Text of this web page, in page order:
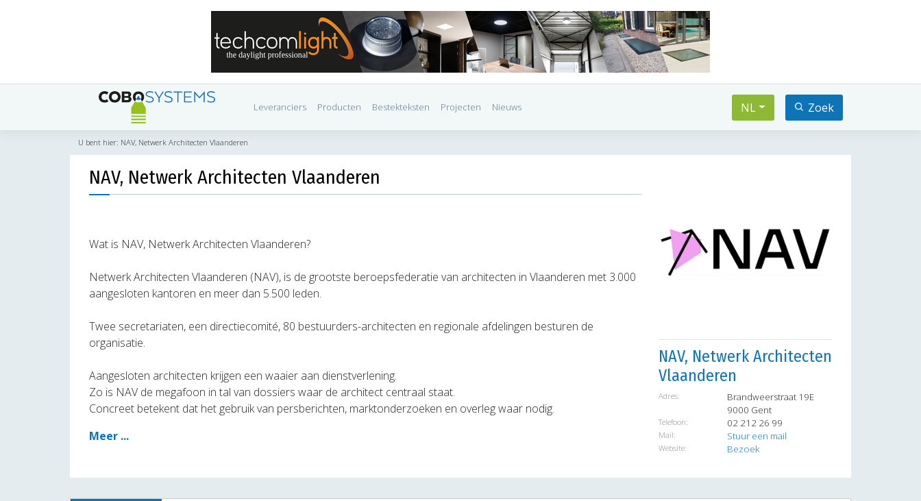
Leveranciers Producten Bestekteksten Projecten Nieuws NL Zoek
U bent hier: NAV, Netwerk Architecten Vlaanderen
NAV, Netwerk Architecten Vlaanderen
Wat is NAV, Netwerk Architecten Vlaanderen?
Netwerk Architecten Vlaanderen (NAV), is de grootste beroepsfederatie van architecten in Vlaanderen met 3.000
aangesloten kantoren en meer dan 5.500 leden.
Twee secretariaten, een directiecomité, 80 bestuurders-architecten en regionale afdelingen besturen de
organisatie.
Aangesloten architecten krijgen een waaier aan dienstverlening.
Zo is NAV de megafoon in tal van dossiers waar de architect centraal staat.
Concreet betekent dat het gebruik van persberichten, marktonderzoeken en overleg waar nodig.
Meer ...
NAV, Netwerk Architecten
Vlaanderen
Adres:
Brandweerstraat 19E
9000 Gent
Telefoon: 02 212 26 99
Mail: Stuur een mail
Website: Bezoek